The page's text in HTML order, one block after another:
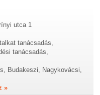
utca 1
tanácsadás,
tanácsadás,
Budakeszi, Nagykovácsi,
»